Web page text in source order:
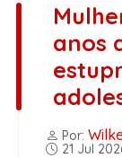
anos
Por:
21 Jul